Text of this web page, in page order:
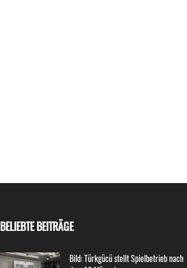
BELIEBTE BEITRÄGE
Bild: Türkgücü stellt Spielbetrieb nach